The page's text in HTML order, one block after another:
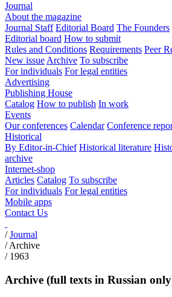
Journal
About the magazine
Journal Staff Editorial Board The Founders
Editorial board How to submit
Rules and Conditions Requirements Peer
New issue Archive To subscribe
For individuals For legal entities
Advertising
Publishing House
Catalog How to publish In work
Events
Our conferences Calendar Conference
Historical
By Editor-in-Chief Historical literature
archive
Internet-shop
Articles Catalog To subscribe
For individuals For legal entities
Mobile apps
Contact Us
/Journal
/Archive
/ 1963
Archive (full texts in Russian